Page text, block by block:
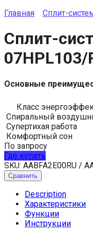
Главная Сплит-
Сплит-
07HPL103/
Основные
Класс
Спиральный
Супертихая работа
Комфортный сон
По запросу
Где купить
SKU: AABFA2E00RU /
Сравнить
Description
Характеристики
Функции
Инструкции